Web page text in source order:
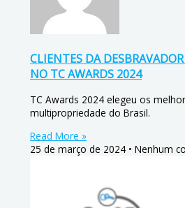
CLIENTES DA
NO TC AWARDS 2024
TC Awards 2024 elegeu os
multipropriedade do Brasil.
Read More »
25 de março de 2024
Nenhum